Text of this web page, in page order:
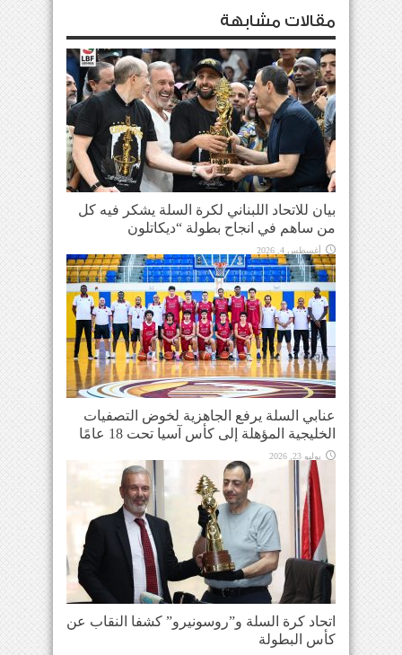
مقالات مشابهة
بيان للاتحاد اللبناني لكرة السلة يشكر فيه كل
من ساهم في انجاح بطولة “ديكاتلون
أغسطس 4, 2026
عنابي السلة يرفع الجاهزية لخوض التصفيات
الخليجية المؤهلة إلى كأس آسيا تحت 18 عامًا
يوليو 23, 2026
اتحاد كرة السلة و”روسونيرو” كشفا النقاب عن
كأس البطولة